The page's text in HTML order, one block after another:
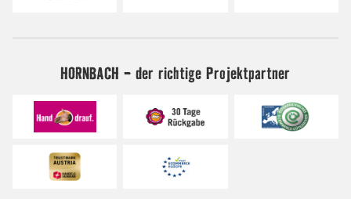
HORNBACH - der richtige Projektpartner